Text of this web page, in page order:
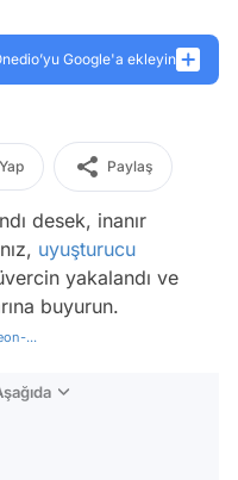
Google'a ekleyin
Paylaş
desek, inanır
uyuşturucu
yakalandı ve
buyurun.
...